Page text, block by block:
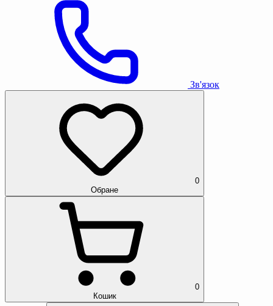
Зв'язок
0
Обране
0
Кошик